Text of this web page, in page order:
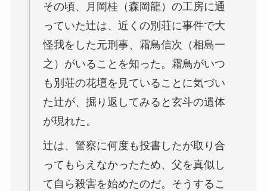
その頃、月岡桂（森岡龍）の工房に通
っていた辻は、近くの別荘に事件で大
怪我をした元刑事、霜鳥信次（相島一
之）がいることを知った。霜鳥がいつ
も別荘の花壇を見ていることに気づい
た辻が、掘り返してみると玄斗の遺体
が現れた。
辻は、警察に何度も投書したが取り合
ってもらえなかったため、父を真似し
て自ら殺害を始めたのだ。そうするこ